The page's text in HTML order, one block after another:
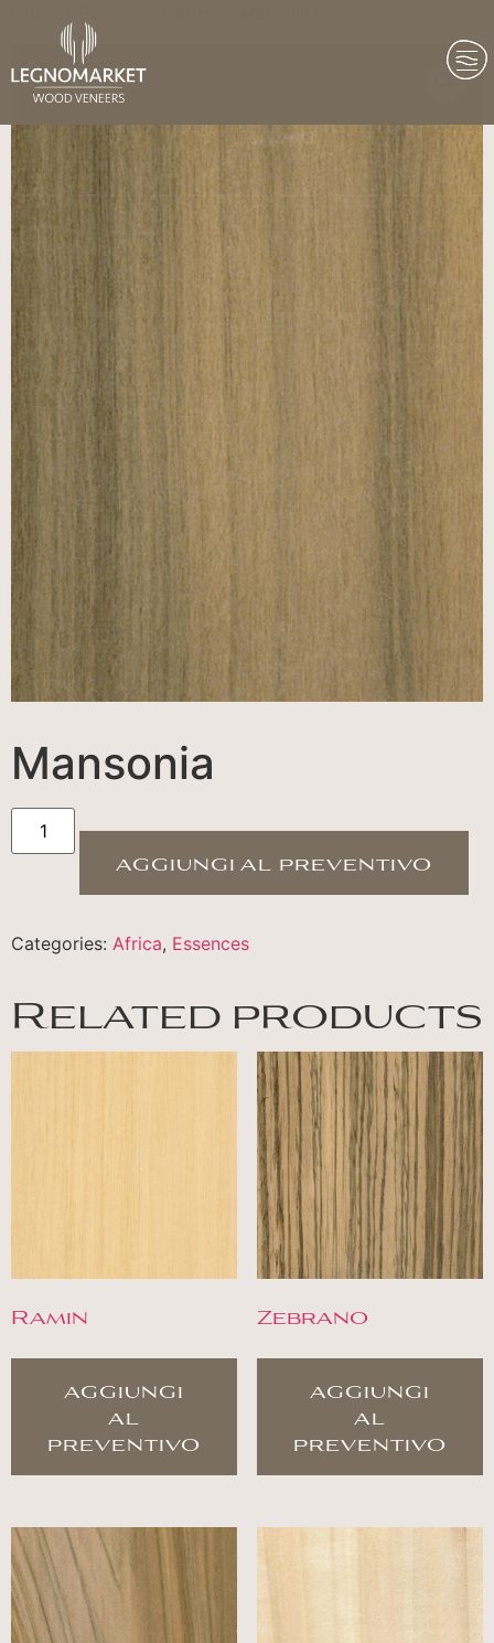
Mansonia
aggiungi al preventivo
Categories: Africa, Essences
Related products
Ramin
aggiungi
al
preventivo
Zebrano
aggiungi
al
preventivo